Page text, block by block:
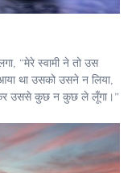
“मेरे स्वामी ने तो उस
आया था उसको उसने न लिया,
उससे कुछ न कुछ ले लूँगा।”